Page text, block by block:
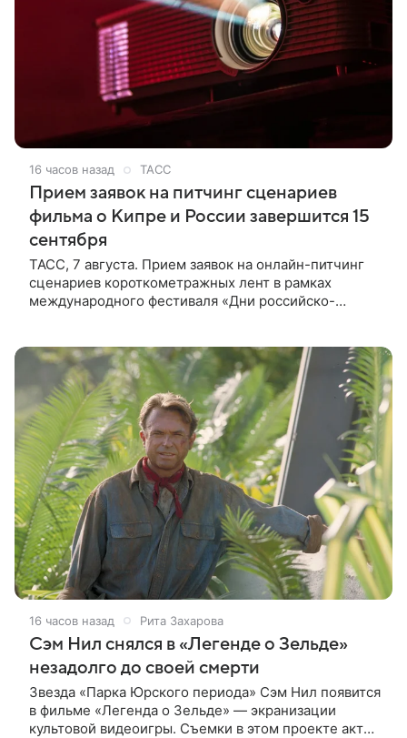
16 часов назад ТАСС
Прием заявок на питчинг сценариев
фильма о Кипре и России завершится 15
сентября
ТАСС, 7 августа. Прием заявок на онлайн-питчинг
сценариев короткометражных лент в рамках
международного фестиваля «Дни российско-
16 часов назад Рита Захарова
Сэм Нил снялся в «Легенде о Зельде»
незадолго до своей смерти
Звезда «Парка Юрского периода» Сэм Нил появится
в фильме «Легенда о Зельде» — экранизации
культовой видеоигры. Съемки в этом проекте актер